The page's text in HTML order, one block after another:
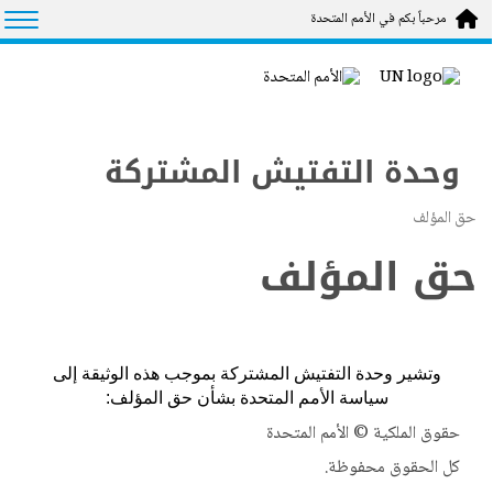
Skip to main content
مرحباً بكم في الأمم المتحدة
وحدة التفتيش المشتركة
حق المؤلف
حق المؤلف
وتشير وحدة التفتيش المشتركة بموجب هذه الوثيقة إلى
سياسة الأمم المتحدة بشأن حق المؤلف:
حقوق الملكية © الأمم المتحدة
كل الحقوق محفوظة.